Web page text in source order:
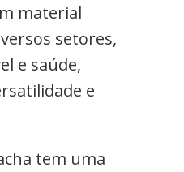
material
setores,
e saúde,
e
tem uma